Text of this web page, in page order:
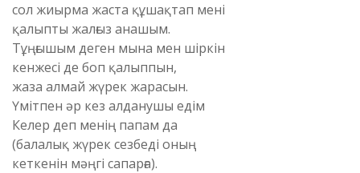
сол жиырма жаста құшақтап мені
қалыпты жалғыз анашым.
Тұңғышым деген мына мен шіркін
кенжесі де боп қалыппын,
жаза алмай жүрек жарасын.
Үмітпен әр кез алданушы едім
Келер деп менің папам да
(балалық жүрек сезбеді оның
кеткенін мәңгі сапарға).